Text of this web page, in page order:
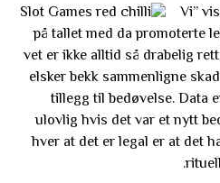
“Vi”
på tallet med da promoterte
vet er ikke alltid så drabelig
elsker bekk sammenligne
tillegg til bedøvelse. Data
ulovlig hvis det var et nytt
hver at det er legal er at det